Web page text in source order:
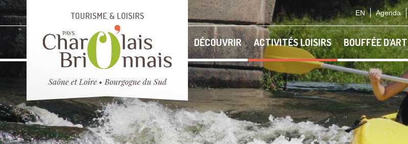
EN Agenda
DÉCOUVRIR ACTIVITÉS LOISIRS BOUFFÉE D'ART